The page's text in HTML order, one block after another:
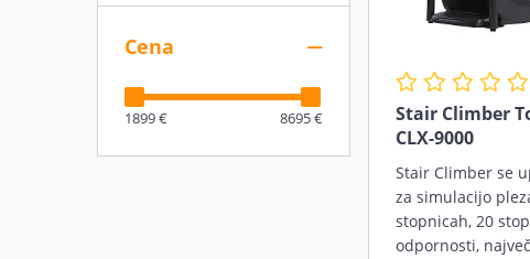
Cena
1899 € 8695 €
Stair Climber
CLX-9000
Stair Climber se
za simulacijo
stopnicah, 20
odpornosti,